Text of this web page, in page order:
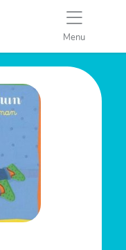
Menu